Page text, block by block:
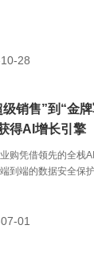
28
级销售”到“金
得AI增长引擎
购凭借领先的全栈
到端的数据安全保
01